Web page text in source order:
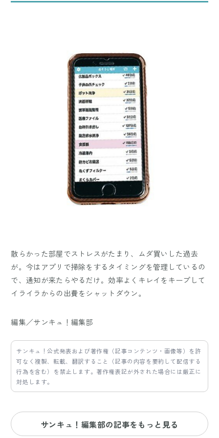
散らかった部屋でストレスがたまり、ムダ買いした過去
が。今はアプリで掃除をするタイミングを管理しているの
で、通知が来たらやるだけ。効率よくキレイをキープして
イライラからの出費をシャットダウン。
編集／サンキュ！編集部
サンキュ！公式発表および著作権（記事コンテンツ・画像等）を許
可なく複製、転載、翻訳すること（記事の内容を要約して配信する
行為を含む）を禁止します。著作権表記が外された場合には厳正に
対処します。
サンキュ！編集部の記事をもっと見る